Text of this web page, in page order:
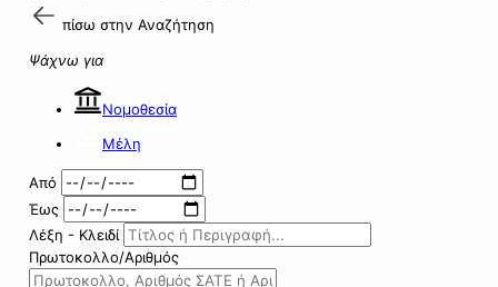
πίσω στην Αναζήτηση
Ψάχνω για
Νομοθεσία
Μέλη
Από
Έως
Λέξη - Κλειδί
Πρωτοκολλο/Αριθμός